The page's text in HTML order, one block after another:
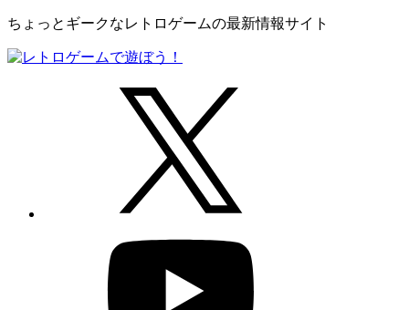
ちょっとギークなレトロゲームの最新情報サイト